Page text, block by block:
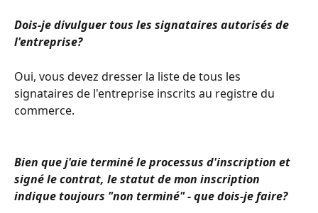
Dois-je divulguer tous les signataires autorisés de
l'entreprise?
Oui, vous devez dresser la liste de tous les
signataires de l'entreprise inscrits au registre du
commerce.
Bien que j'aie terminé le processus d'inscription et
signé le contrat, le statut de mon inscription
indique toujours "non terminé" - que dois-je faire?